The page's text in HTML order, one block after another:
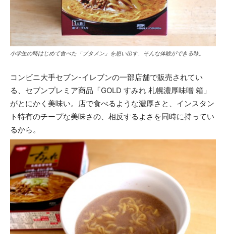
小学生の時はじめて食べた「ブタメン」を思い出す、そんな体験ができる味。
コンビニ大手セブン-イレブンの一部店舗で販売されてい
る、セブンプレミア商品「GOLD すみれ 札幌濃厚味噌 箱」
がとにかく美味い。店で食べるような濃厚さと、インスタン
ト特有のチープな美味さの、相反するよさを同時に持ってい
るから。